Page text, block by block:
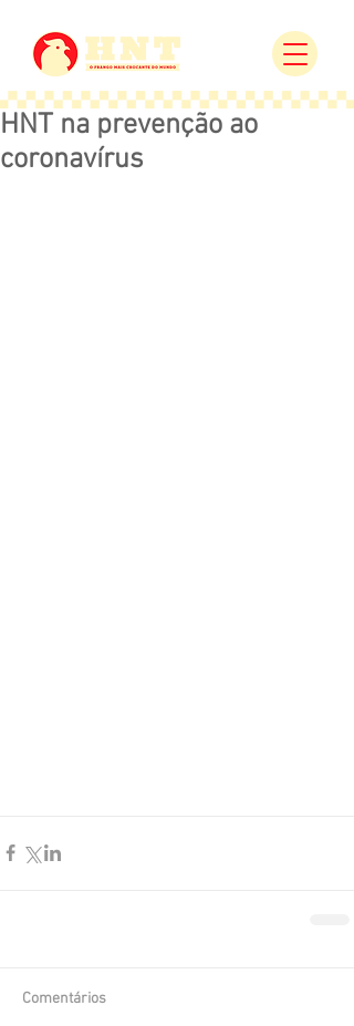
HNT na prevenção ao
coronavírus
Comentários